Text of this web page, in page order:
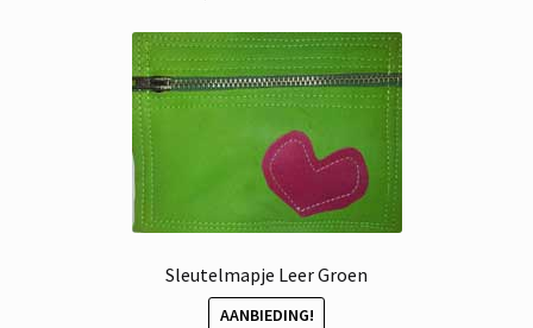
Sleutelmapje Leer Groen
AANBIEDING!